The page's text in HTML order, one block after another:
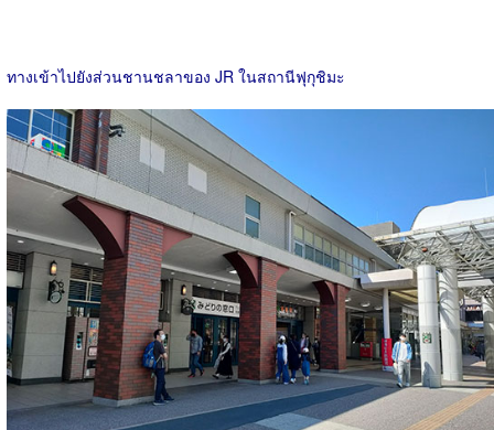
ทางเข้าไปยังส่วนชานชลาของ JR ในสถานีฟุกุชิมะ